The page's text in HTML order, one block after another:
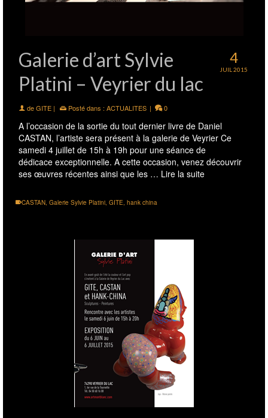
4
JUIL 2015
Galerie d’art Sylvie
Platini – Veyrier du lac
deGITE | Posté dans : ACTUALITES | 0
A l’occasion de la sortie du tout dernier livre de Daniel
CASTAN, l’artiste sera présent à la galerie de Veyrier Ce
samedi 4 juillet de 15h à 19h pour une séance de
dédicace exceptionnelle. A cette occasion, venez découvrir
ses œuvres récentes ainsi que les … Lire la suite
CASTAN Galerie Sylvie Platini GITE hank china